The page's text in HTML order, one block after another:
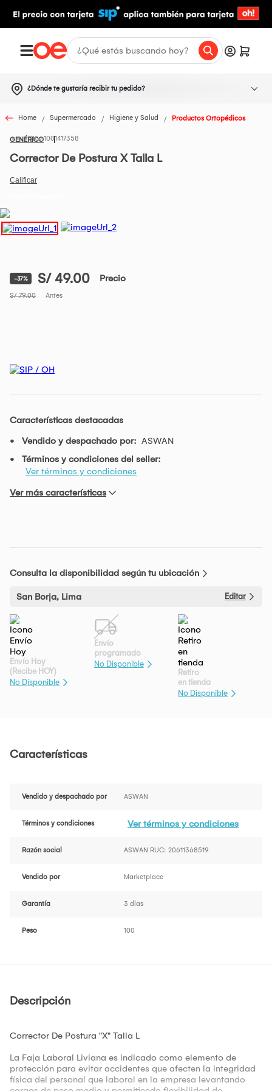
¿Dónde te gustaría recibir tu pedido?
Home Supermercado Higiene y Salud Productos Ortopédicos
GENÉRICO1001417358
Corrector De Postura X Talla L
-37% S/ 49.00 Precio
S/ 79.00 Antes
Características destacadas
Vendido y despachado por: ASWAN
Términos y condiciones del seller:
Ver términos y condiciones
Ver más características
Consulta la disponibilidad según tu ubicación
San Borja, Lima Editar
Envío Hoy
(Recibe HOY)
No Disponible
Envío
programado
No Disponible
Retiro
en tienda
No Disponible
Características
Vendido y despachado por ASWAN
Términos y condiciones Ver términos y condiciones
Razón social ASWAN RUC: 20611368519
Vendido por Marketplace
Garantía 3 días
Peso 100
Descripción
Corrector De Postura "X" Talla L
La Faja Laboral Liviana es indicado como elemento de
protección para evitar accidentes que afecten la integridad
física del personal que laboral en la empresa levantando